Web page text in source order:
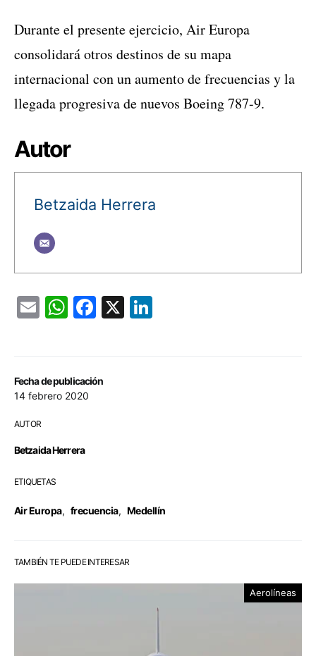
Fecha de publicación
14 febrero 2020
AUTOR
Betzaida Herrera
ETIQUETAS
Air Europa, frecuencia, Medellín
Durante el presente ejercicio, Air Europa
consolidará otros destinos de su mapa
internacional con un aumento de frecuencias y la
llegada progresiva de nuevos Boeing 787-9.
Autor
Betzaida Herrera
EmailWhatsApp
Facebook
X
TAMBIÉN TE PUEDE INTERESAR
Aerolíneas